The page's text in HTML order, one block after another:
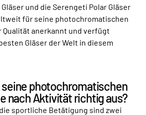
und die Serengeti Polar Gläser
für seine photochromatischen
Qualität anerkannt und verfügt
Gläser der Welt in diesem
photochromatischen
nach Aktivität richtig aus?
sportliche Betätigung sind zwei